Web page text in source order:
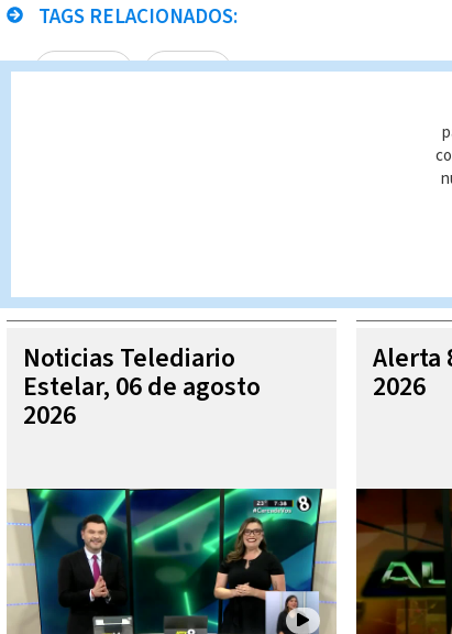
TAGS RELACIONADOS:
colisiones Oficiales
Queda prohibida la reproducción total o parcial del
Noticias Telediario
Estelar, 06 de agosto
2026
Alerta
2026